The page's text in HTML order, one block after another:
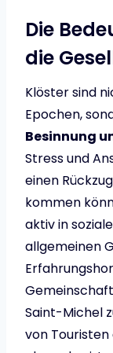
Die
die
Klöster sind
Epochen,
Besinnung
Stress und
einen
kommen
aktiv in
allgemeinen
Saint-Michel
von